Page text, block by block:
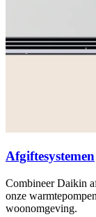
Afgiftesystemen
Combineer Daikin
onze
woonomgeving.